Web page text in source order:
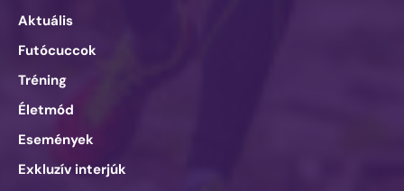
Aktuális
Futócuccok
Tréning
Életmód
Események
Exkluzív interjúk